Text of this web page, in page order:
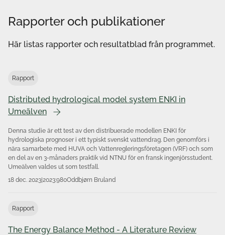
Rapporter och publikationer
Här listas rapporter och resultatblad från programmet.
Rapport
Distributed hydrological model system ENKI in
Umeälven
Denna studie är ett test av den distribuerade modellen ENKI för
hydrologiska prognoser i ett typiskt svenskt vattendrag. Den genomförs i
nära samarbete med HUVA och Vattenregleringsföretagen (VRF) och som
en del av en 3-månaders praktik vid NTNU för en fransk ingenjörsstudent.
Umeälven valdes ut som testfall.
18 dec. 2023|2023:980Oddbjørn Bruland
Rapport
The Energy Balance Method - A Literature Review